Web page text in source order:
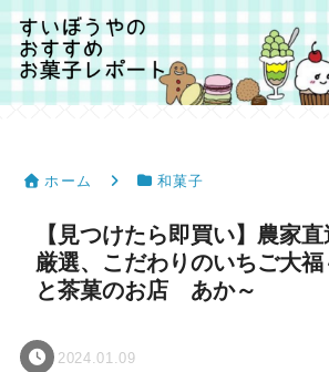
ホーム 和菓子
【見つけたら即買い】農家
厳選、こだわりのいちご大
と茶菓のお店 あか～
2024.01.09